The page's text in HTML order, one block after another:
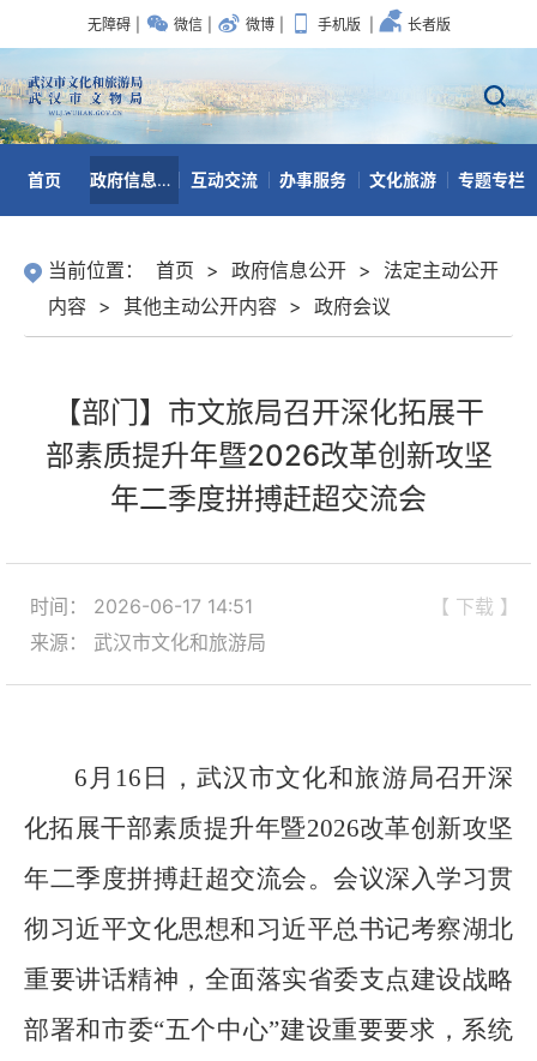
无障碍 微信 微博 手机版 长者版
首页 政府信息公开 互动交流 办事服务 文化旅游 专题专栏
当前位置： 首页 > 政府信息公开 >
法定主动公开
内容 > 其他主动公开内容 > 政府会议
【部门】市文旅局召开深化拓展干
部素质提升年暨2026改革创新攻坚
年二季度拼搏赶超交流会
【 下载 】
时间： 2026-06-17 14:51
来源： 武汉市文化和旅游局
6月16日，武汉市文化和旅游局召开深
化拓展干部素质提升年暨2026改革创新攻坚
年二季度拼搏赶超交流会。会议深入学习贯
彻习近平文化思想和习近平总书记考察湖北
重要讲话精神，全面落实省委支点建设战略
部署和市委“五个中心”建设重要要求，系统